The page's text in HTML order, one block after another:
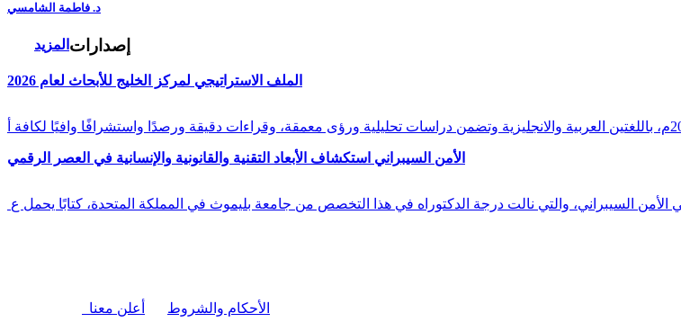
د. فاطمة الشامسي
المزيد إصدارات
الملف الاستراتيجي لمركز الخليج للأبحاث لعام 2026
الأمن السيبراني استكشاف الأبعاد التقنية والقانونية والإنسانية في العصر الرقمي
السيبراني، والتي نالت درجة الدكتوراه في هذا التخصص من جامعة بليموث في المملكة المتحدة، كتابًا يحمل ع
أعلن معنا الأحكام والشروط